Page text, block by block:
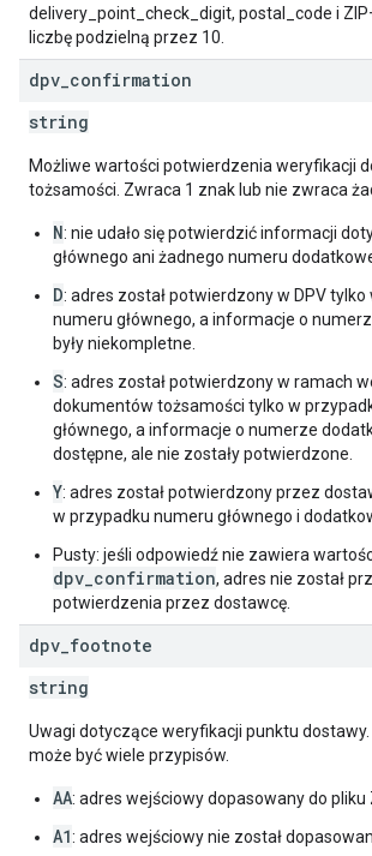
delivery_point_check_digit, postal_code i
liczbę podzielną przez 10.
dpv confirmation
string
Możliwe wartości potwierdzenia weryfikacji
tożsamości. Zwraca 1 znak lub nie zwraca
N: nie udało się potwierdzić informacji
głównego ani żadnego numeru
D: adres został potwierdzony w DPV
numeru głównego, a informacje o
były niekompletne.
S: adres został potwierdzony w ramach
dokumentów tożsamości tylko w
głównego, a informacje o numerze
dostępne, ale nie zostały potwierdzone.
Y: adres został potwierdzony przez
w przypadku numeru głównego i
Pusty: jeśli odpowiedź nie zawiera
dpv_confirmation, adres nie został
potwierdzenia przez dostawcę.
dpv footnote
string
Uwagi dotyczące weryfikacji punktu dostawy.
może być wiele przypisów.
AA: adres wejściowy dopasowany do pliku
A1: adres wejściowy nie został